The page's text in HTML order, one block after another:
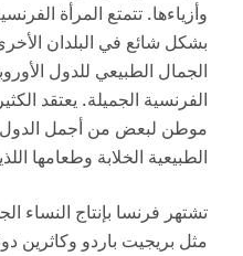
وأزياءها. تتمتع المرأة
بشكل شائع في البلدان
الجمال الطبيعي للدول
الفرنسية الجميلة. يعتقد
موطن لبعض من أجمل الدول
الطبيعية الخلابة وطعامها
تشتهر فرنسا بإنتاج النساء
مثل بريجيت باردو وكاثرين